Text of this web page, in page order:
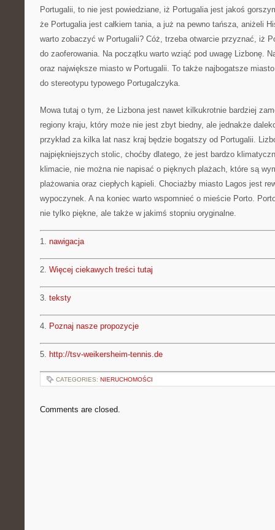
Portugalii, to nie jest powiedziane, iż Portugalia jest jakoś
że Portugalia jest całkiem tania, a już na pewno tańsza, aniżeli
warto zobaczyć w Portugalii? Cóż, trzeba otwarcie przyznać, iż
do zaoferowania. Na początku warto wziąć pod uwagę Lizbonę.
oraz największe miasto w Portugalii. To także najbogatsze
do stereotypu typowego Portugalczyka.
Mowa tutaj o tym, że Lizbona jest nawet kilkukrotnie bardziej
regiony kraju, który może nie jest zbyt biedny, ale jednakże
przykład za kilka lat nasz kraj będzie bogatszy od Portugalii.
najpiękniejszych stolic, choćby dlatego, że jest bardzo
klimacie, nie można nie napisać o pięknych plażach, które są
plażowania oraz ciepłych kąpieli. Chociażby miasto Lagos jest
wypoczynek. A na koniec warto wspomnieć o mieście Porto.
nie tylko piękne, ale także w jakimś stopniu oryginalne.
1. nawigacja
2. Więcej ciekawych treści tutaj
3. teksty
4. Poznaj nasze propozycje
5. http://tsv-weikersheim-tennis.de
CATEGORIES: NIERUCHOMOŚCI
Comments are closed.